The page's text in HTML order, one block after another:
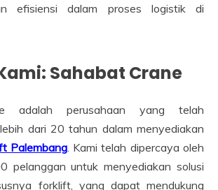
efisiensi dalam proses logistik di
Sahabat Crane
adalah perusahaan yang telah
dari 20 tahun dalam menyediakan
Palembang. Kami telah dipercaya oleh
pelanggan untuk menyediakan solusi
forklift, yang dapat mendukung